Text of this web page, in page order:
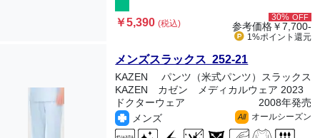
￥5,390(税込)
30% OFF
参考価格￥7,700-
1%ポイント 還元
メンズスラックス 252-21
KAZEN
パンツ（米式パンツ）スラックス
KAZEN カゼン メディカルウェア 2023
ドクターウェア
2008年発売
メンズ
All オールシーズン